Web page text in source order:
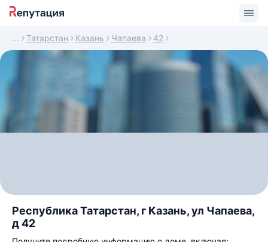
Татарстан Казань Чапаева 42
Республика Татарстан, г Казань, ул Чапаева,
д 42